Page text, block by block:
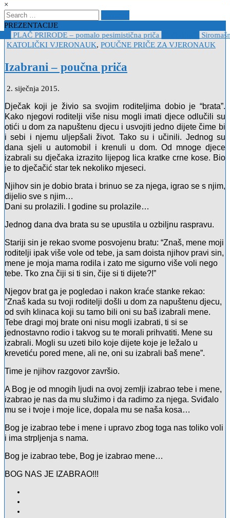
×
Search
for:
PREZENTACIJE
PLAČ PRIRODE – pomalo pesimistična priča 2022-10-26
Posted
KATOLIČKI VJERONAUK, POUČNE PRIČE ZA VJERONAUK
Izabrani – poučna priča
2. siječnja 2015.
Dječak koji je živio sa svojim roditeljima dobio je “brata”.
Kako njegovi roditelji više nisu mogli imati djece odlučili su
otići u dom za napuštenu djecu i usvojiti jedno dijete čime bi
i sebi i njemu uljepšali život. Tako su i učinili. Jednog su
dana sjeli u automobil i krenuli u dom. Od mnoge djece
izabrali su dječaka izrazito lijepog lica kratke crne kose. Bio
je to dječačić star tek nekoliko mjeseci.
Njihov sin je dobio brata i brinuo se za njega, igrao se s njim,
dijelio sve s njim…
Dani su prolazili. I godine su prolazile…
Jednog dana dva brata su se upustila u ozbiljnu raspravu.
Stariji sin je rekao svome posvojenu bratu: “Znaš, mene moji
roditelji ipak više vole od tebe, ja sam doista njihov pravi sin,
mene je moja mama rodila i zato me sigurno više voli nego
tebe. Tko zna čiji si ti sin, čije si ti dijete?!”
Njegov brat ga je pogledao i nakon kraće stanke rekao:
“Znaš kada su tvoji roditelji došli u dom za napuštenu djecu,
od svih klinaca koji su tamo bili oni su baš izabrali mene.
Tebe dragi moj brate oni nisu mogli izabrati, ti si se
jednostavno rodio i takvog su te morali prihvatiti. Mene su
izabrali. Mogli su uzeti bilo koje dijete koje je ležalo u
krevetiću pored mene, ali ne, oni su izabrali baš mene”.
Time je njihov razgovor završio.
A Bog je od mnogih ljudi na ovoj zemlji izabrao tebe i mene,
izabrao je nas da mu služimo i da radimo za njega. Sviđalo
mu se i tvoje i moje lice, dopala mu se naša kosa…
Bog je izabrao tebe i mene i upravo zbog toga nas toliko voli
i ima strpljenja s nama.
Bog je izabrao tebe, Bog je izabrao mene…
BOG NAS JE IZABRAO!!!